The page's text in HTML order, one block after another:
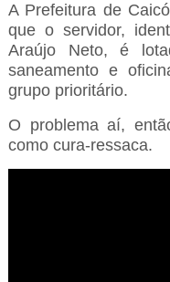
A Prefeitura de
que o servidor,
Araújo Neto, é
saneamento e
grupo prioritário.
O problema aí,
como cura-ressaca.